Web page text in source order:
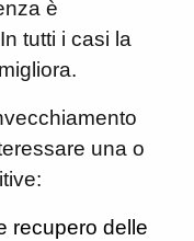
è
tutti i casi la
una o
recupero delle